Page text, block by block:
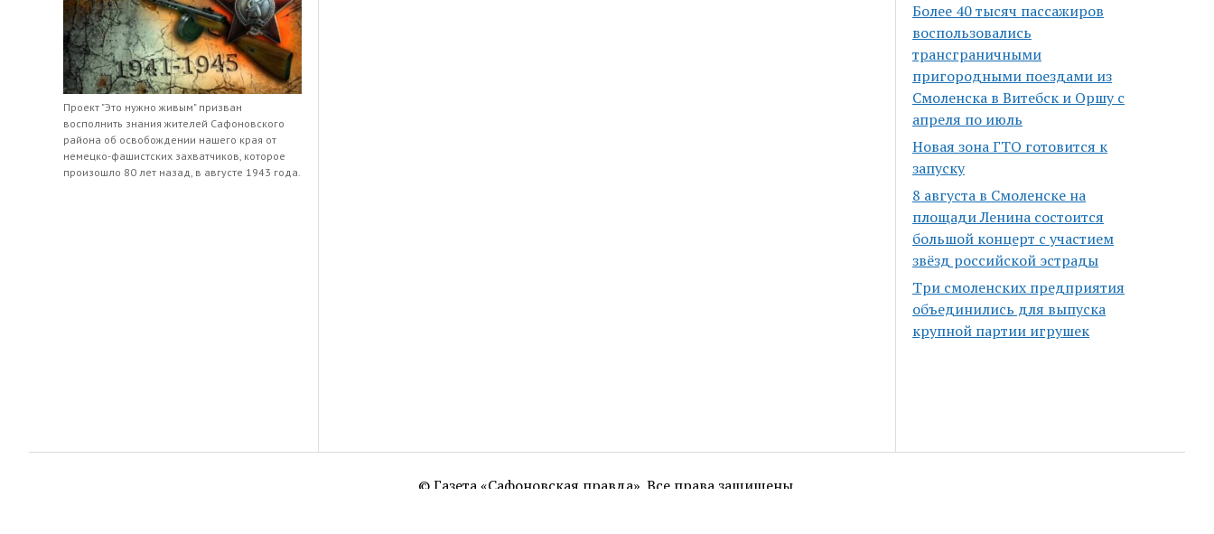
Проект "Это нужно живым" призван
восполнить знания жителей Сафоновского
района об освобождении нашего края от
немецко-фашистских захватчиков, которое
произошло 80 лет назад, в августе 1943 года.
Более 40 тысяч пассажиров
воспользовались
трансграничными
пригородными поездами из
Смоленска в Витебск и Оршу с
апреля по июль
Новая зона ГТО готовится к
запуску
8 августа в Смоленске на
площади Ленина состоится
большой концерт с участием
звёзд российской эстрады
Три смоленских предприятия
объединились для выпуска
крупной партии игрушек
© Газета «Сафоновская правда». Все права защищены.